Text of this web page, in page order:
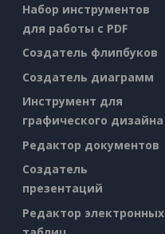
Набор инструментов
для работы с PDF
Создатель флипбуков
Создатель диаграмм
Инструмент для
графического дизайна
Редактор документов
Создатель
презентаций
Редактор электронных